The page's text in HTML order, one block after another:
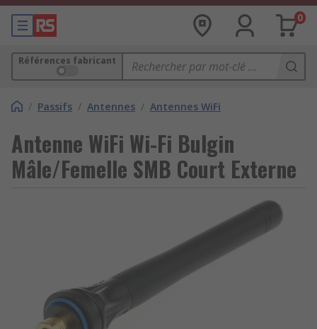
0
Références fabricant
/ Passifs / Antennes / Antennes WiFi
Antenne WiFi Wi-Fi Bulgin
Mâle/Femelle SMB Court Externe